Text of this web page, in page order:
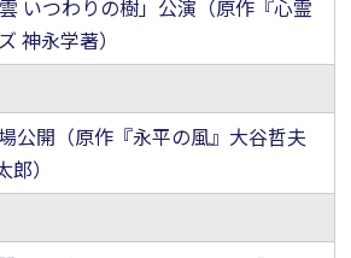
いつわりの樹」公演（原作『心霊
神永学著）
公開（原作『永平の風』大谷哲夫
）